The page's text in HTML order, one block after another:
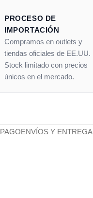
PROCESO DE
IMPORTACIÓN
Compramos en outlets y
tiendas oficiales de EE.UU.
Stock limitado con precios
únicos en el mercado.
PAGOENVÍOS Y ENTREGA